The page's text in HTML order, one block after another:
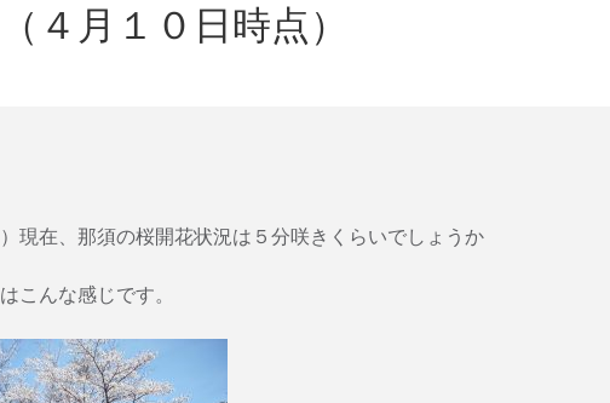
４月１０日時点）
現在、那須の桜開花状況は５分咲きくらいでしょうか
こんな感じです。